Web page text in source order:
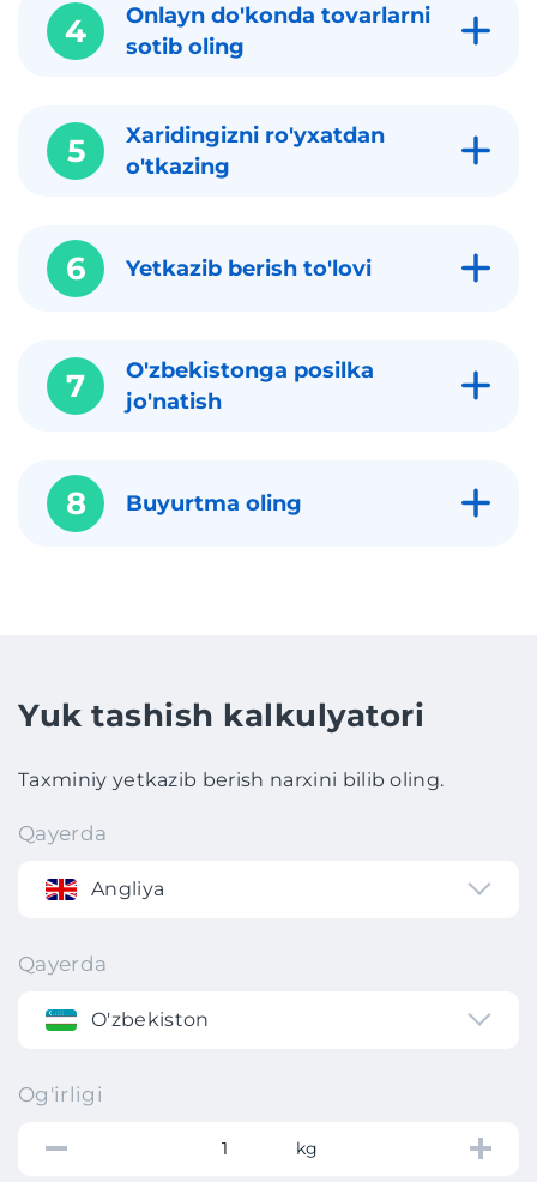
4
Onlayn do'konda tovarlarni
sotib oling
5
Xaridingizni ro'yxatdan
o'tkazing
6 Yetkazib berish to'lovi
7
O'zbekistonga posilka
jo'natish
8 Buyurtma oling
Yuk tashish kalkulyatori
Taxminiy yetkazib berish narxini bilib oling.
Qayerda
Angliya
Qayerda
O'zbekiston
Og'irligi
kg